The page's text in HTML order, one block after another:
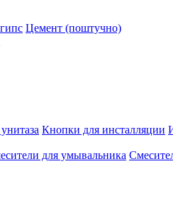
Цемент (поштучно)
Кнопки для инсталляции
для умывальника